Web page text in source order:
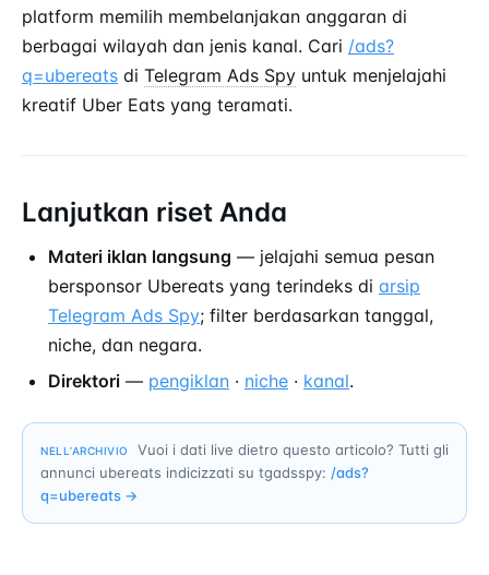
platform memilih membelanjakan anggaran di
berbagai wilayah dan jenis kanal. Cari /ads?
q=ubereats di Telegram Ads Spy untuk menjelajahi
kreatif Uber Eats yang teramati.
Lanjutkan riset Anda
Materi iklan langsung — jelajahi semua pesan
bersponsor Ubereats yang terindeks di arsip
Telegram Ads Spy; filter berdasarkan tanggal,
niche, dan negara.
Direktori — pengiklan · niche · kanal.
NELL’ARCHIVIO
Vuoi i dati live dietro questo articolo? Tutti gli
annunci ubereats indicizzati su tgadsspy: /ads?
q=ubereats →